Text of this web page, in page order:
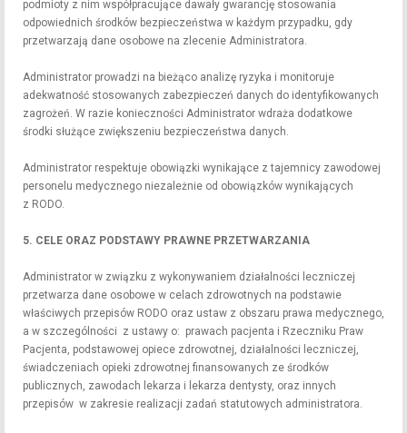
podmioty z nim współpracujące dawały gwarancję stosowania
odpowiednich środków bezpieczeństwa w każdym przypadku, gdy
przetwarzają dane osobowe na zlecenie Administratora.
Administrator prowadzi na bieżąco analizę ryzyka i monitoruje
adekwatność stosowanych zabezpieczeń danych do identyfikowanych
zagrożeń. W razie konieczności Administrator wdraża dodatkowe
środki służące zwiększeniu bezpieczeństwa danych.
Administrator respektuje obowiązki wynikające z tajemnicy zawodowej
personelu medycznego niezależnie od obowiązków wynikających
z RODO.
5. CELE ORAZ PODSTAWY PRAWNE PRZETWARZANIA
Administrator w związku z wykonywaniem działalności leczniczej
przetwarza dane osobowe w celach zdrowotnych na podstawie
właściwych przepisów RODO oraz ustaw z obszaru prawa medycznego,
a w szczególności z ustawy o: prawach pacjenta i Rzeczniku Praw
Pacjenta, podstawowej opiece zdrowotnej, działalności leczniczej,
świadczeniach opieki zdrowotnej finansowanych ze środków
publicznych, zawodach lekarza i lekarza dentysty, oraz innych
przepisów w zakresie realizacji zadań statutowych administratora.